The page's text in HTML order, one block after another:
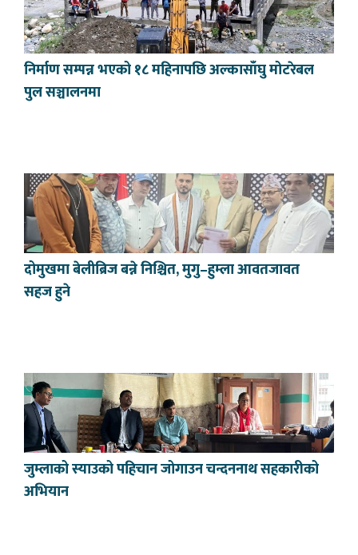
निर्माण सम्पन्न भएको १८ महिनापछि अल्कासाँघु मोटरेबल
पुल सञ्चालनमा
दोमुखमा बेलीब्रिज बन्ने निश्चित, मुगु–हुम्ला आवतजावत
सहज हुने
जुम्लाको स्याउको पहिचान जोगाउन चन्दननाथ सहकारीको
अभियान